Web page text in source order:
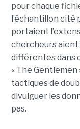
pour chaque
l’échantillon cité
portaient
chercheurs
différentes dans
« The Gentlemen
tactiques de
divulguer les
pas.